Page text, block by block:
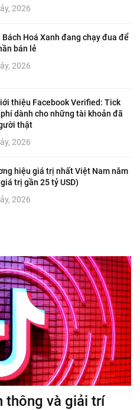
2026
Hoá Xanh đang chạy đua để
bán lẻ
2026
thiệu Facebook Verified: Tick
dành cho những tài khoản đã
thật
2026
hiệu giá trị nhất Việt Nam năm
trị gần 25 tỷ USD)
2026
thông và giải trí